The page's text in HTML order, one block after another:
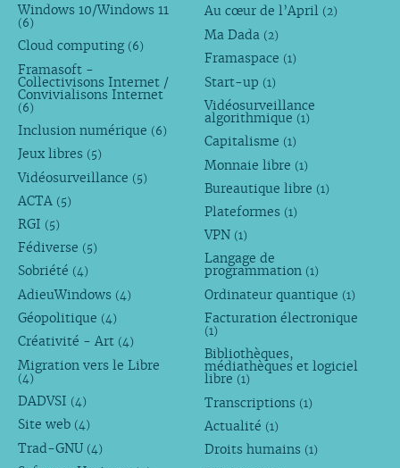
Windows 10/Windows 11
(6)
Cloud computing (6)
Framasoft -
Collectivisons Internet /
Convivialisons Internet
(6)
Inclusion numérique (6)
Jeux libres (5)
Vidéosurveillance (5)
ACTA (5)
RGI (5)
Fédiverse (5)
Sobriété (4)
AdieuWindows (4)
Géopolitique (4)
Créativité - Art (4)
Migration vers le Libre
(4)
DADVSI (4)
Site web (4)
Trad-GNU (4)
Au cœur de l’April (2)
Ma Dada (2)
Framaspace (1)
Start-up (1)
Vidéosurveillance
algorithmique (1)
Capitalisme (1)
Monnaie libre (1)
Bureautique libre (1)
Plateformes (1)
VPN (1)
Langage de
programmation (1)
Ordinateur quantique (1)
Facturation électronique
(1)
Bibliothèques,
médiathèques et logiciel
libre (1)
Transcriptions (1)
Actualité (1)
Droits humains (1)